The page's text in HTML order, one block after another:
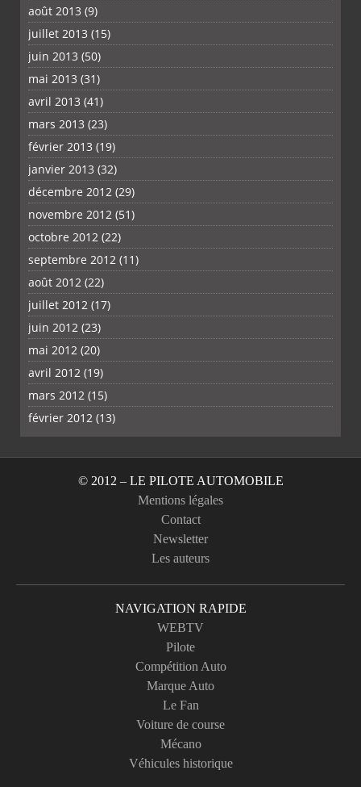
août 2013 (9)
juillet 2013 (15)
juin 2013 (50)
mai 2013 (31)
avril 2013 (41)
mars 2013 (23)
février 2013 (19)
janvier 2013 (32)
décembre 2012 (29)
novembre 2012 (51)
octobre 2012 (22)
septembre 2012 (11)
août 2012 (22)
juillet 2012 (17)
juin 2012 (23)
mai 2012 (20)
avril 2012 (19)
mars 2012 (15)
février 2012 (13)
© 2012 – LE PILOTE AUTOMOBILE
Mentions légales
Contact
Newsletter
Les auteurs
NAVIGATION RAPIDE
WEBTV
Pilote
Compétition Auto
Marque Auto
Le Fan
Voiture de course
Mécano
Véhicules historique